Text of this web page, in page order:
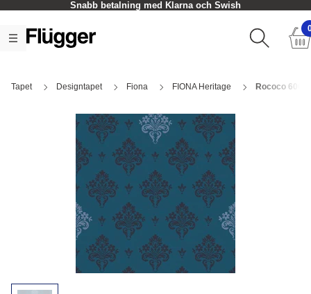
Snabb betalning med Klarna och Swish
Tapet Designtapet Fiona FIONA Heritage Rococo